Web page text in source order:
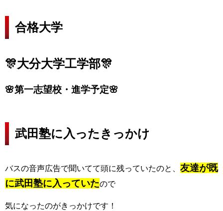
合格大学
🎊大分大学工学部🎊
🌸第一志望校・進学予定🌸
武田塾に入ったきっかけ
バスの音声広告で聞いてて頭に残っていたのと、 友達が既
に武田塾に入っていたので
気になったのがきっかけです！